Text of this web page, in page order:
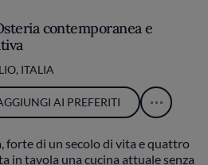
contemporanea e
ITALIA
AI PREFERITI
forte di un secolo di vita e quattro
in tavola una cucina attuale senza